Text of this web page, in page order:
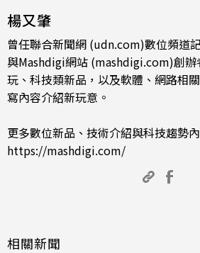
楊又肇
曾任聯合新聞網 (udn.com)數位頻道
與Mashdigi網站 (mashdigi.com)創辦
玩、科技類新品，以及軟體、網路相
寫內容介紹新玩意。
更多數位新品、技術介紹與科技趨勢內
https://mashdigi.com/
相關新聞